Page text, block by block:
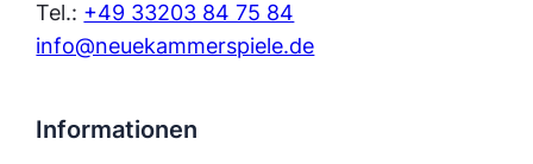
Tel.: +49 33203 84 75 84
info@neuekammerspiele.de
Informationen